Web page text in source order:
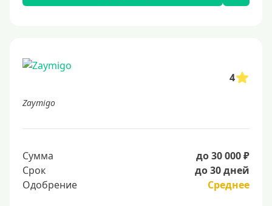
4
Zaymigo
Сумма
до 30 000 ₽
Срок
до 30 дней
Одобрение
Среднее